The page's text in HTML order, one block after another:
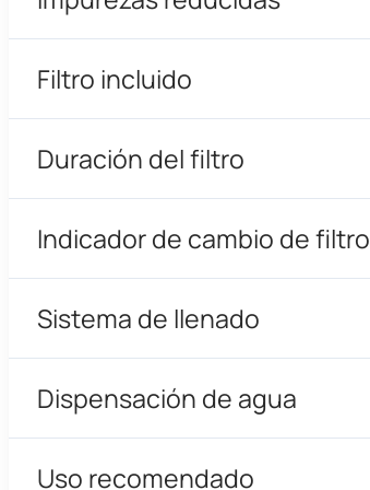
Filtro incluido
Duración del filtro
Indicador de cambio de filtro
Sistema de llenado
Dispensación de agua
Uso recomendado